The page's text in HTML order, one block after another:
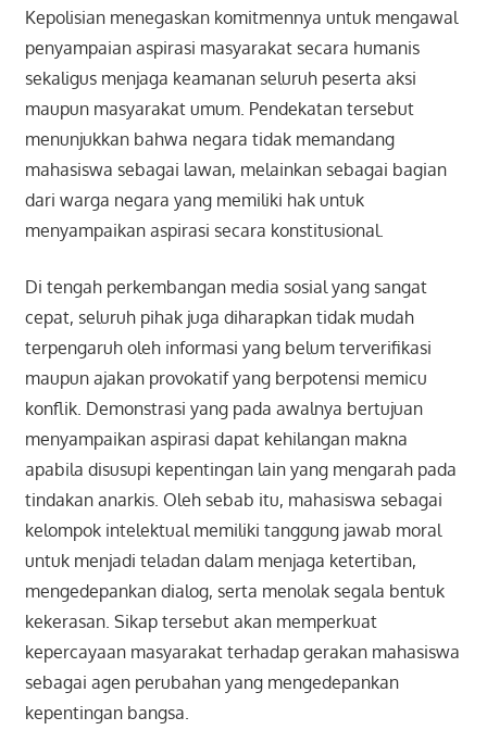
Kepolisian menegaskan komitmennya untuk mengawal
penyampaian aspirasi masyarakat secara humanis
sekaligus menjaga keamanan seluruh peserta aksi
maupun masyarakat umum. Pendekatan tersebut
menunjukkan bahwa negara tidak memandang
mahasiswa sebagai lawan, melainkan sebagai bagian
dari warga negara yang memiliki hak untuk
menyampaikan aspirasi secara konstitusional.
Di tengah perkembangan media sosial yang sangat
cepat, seluruh pihak juga diharapkan tidak mudah
terpengaruh oleh informasi yang belum terverifikasi
maupun ajakan provokatif yang berpotensi memicu
konflik. Demonstrasi yang pada awalnya bertujuan
menyampaikan aspirasi dapat kehilangan makna
apabila disusupi kepentingan lain yang mengarah pada
tindakan anarkis. Oleh sebab itu, mahasiswa sebagai
kelompok intelektual memiliki tanggung jawab moral
untuk menjadi teladan dalam menjaga ketertiban,
mengedepankan dialog, serta menolak segala bentuk
kekerasan. Sikap tersebut akan memperkuat
kepercayaan masyarakat terhadap gerakan mahasiswa
sebagai agen perubahan yang mengedepankan
kepentingan bangsa.